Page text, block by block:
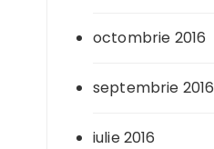
octombrie 2016
septembrie 2016
iulie 2016